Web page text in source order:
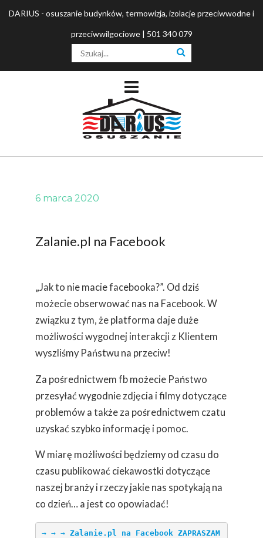
DARIUS - osuszanie budynków, termowizja, izolacje przeciwwodne i
przeciwwilgociowe | 501 340 079
6 marca 2020
Zalanie.pl na Facebook
„Jak to nie macie facebooka?”. Od dziś
możecie obserwować nas na Facebook. W
związku z tym, że platforma daje duże
możliwości wygodnej interakcji z Klientem
wyszliśmy Państwu na przeciw!
Za pośrednictwem fb możecie Państwo
przesyłać wygodnie zdjęcia i filmy dotyczące
problemów a także za pośrednictwem czatu
uzyskać szybko informację i pomoc.
W miarę możliwości będziemy od czasu do
czasu publikować ciekawostki dotyczące
naszej branży i rzeczy jakie nas spotykają na
co dzień… a jest co opowiadać!
→ → → Zalanie.pl na Facebook ZAPRASZAM